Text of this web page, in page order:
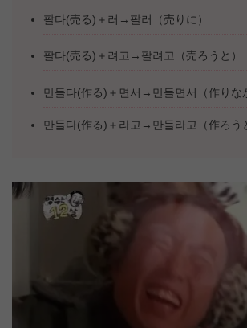
팔다(売る)＋러→팔러（売りに）
팔다(売る)＋려고→팔려고（売ろうと）
만들다(作る)＋면서→만들면서（作りな
만들다(作る)＋라고→만들라고（作ろう